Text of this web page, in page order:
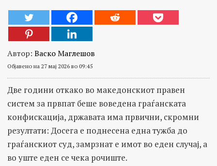
Автор: Васко Маглешов
Објавено на 27 мај 2026 во 09:45
Две години откако во македонскиот правен
систем за првпат беше воведена граѓанската
конфискација, државата има првични, скромни
резултати: Досега е поднесена една тужба до
граѓанскиот суд, замрзнат е имот во еден случај, а
во уште еден се чека рочиште.